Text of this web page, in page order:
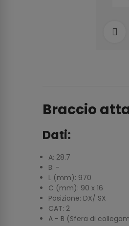
Braccio
Dati:
A: 28.7
B: -
L (mm): 970
C (mm): 90 x 16
Posizione: DX/ SX
CAT: 2
A - B (Sfera di